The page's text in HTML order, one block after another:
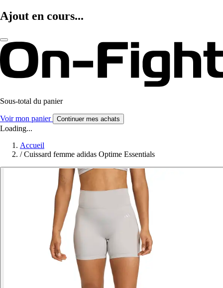
Ajout en cours...
Sous-total du panier
Voir mon panier Continuer mes achats
Loading...
Accueil
/ Cuissard femme adidas Optime Essentials